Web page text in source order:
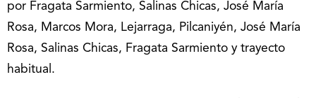
por Fragata Sarmiento, Salinas Chicas, José María
Rosa, Marcos Mora, Lejarraga, Pilcaniyén, José María
Rosa, Salinas Chicas, Fragata Sarmiento y trayecto
habitual.